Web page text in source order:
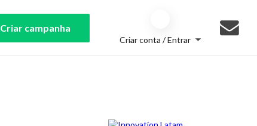
Criar campanha
Criar conta / Entrar